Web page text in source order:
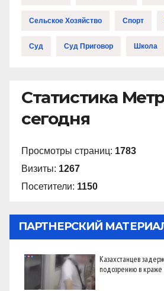
Сельское Хозяйство Спорт
Суд Суд Приговор Школа
Статистика
сегодня
Просмотры страниц: 1783
Визиты: 1267
Посетители: 1150
ПАРТНЕРСКИЙ
Казахстанцев
подозрению в